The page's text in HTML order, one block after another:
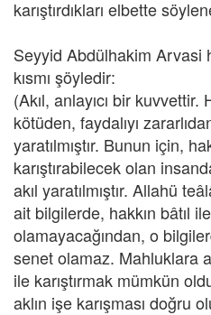
karıştırdıkları elbette
Seyyid Abdülhakim Arvasi
kısmı şöyledir:
(Akıl, anlayıcı bir kuvvettir.
kötüden, faydalıyı
yaratılmıştır. Bunun için,
karıştırabilecek olan
akıl yaratılmıştır. Allahü
ait bilgilerde, hakkın bâtıl ile
olamayacağından, o
senet olamaz. Mahluklara
ile karıştırmak mümkün
aklın işe karışması doğru